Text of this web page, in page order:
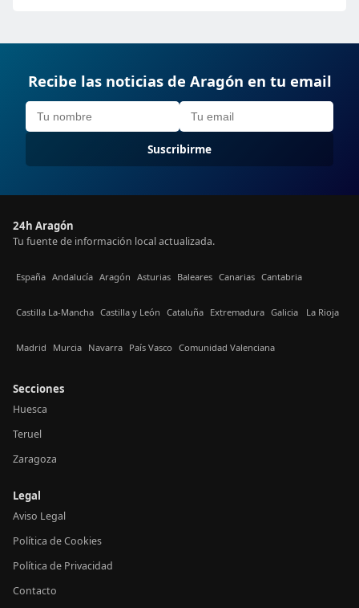
Recibe las noticias de Aragón en tu email
Suscribirme
24h Aragón
Tu fuente de información local actualizada.
España Andalucía Aragón Asturias Baleares Canarias Cantabria
Castilla La-Mancha Castilla y León Cataluña Extremadura Galicia La Rioja
Madrid Murcia Navarra País Vasco Comunidad Valenciana
Secciones
Huesca
Teruel
Zaragoza
Legal
Aviso Legal
Política de Cookies
Política de Privacidad
Contacto